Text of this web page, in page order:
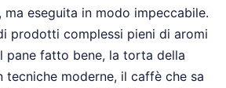
ma eseguita in modo impeccabile.
prodotti complessi pieni di aromi
pane fatto bene, la torta della
tecniche moderne, il caffè che sa